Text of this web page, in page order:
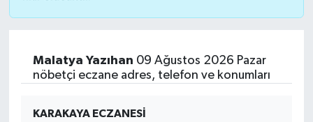
Malatya Yazıhan 09 Ağustos 2026 Pazar
nöbetçi eczane adres, telefon ve konumları
KARAKAYA ECZANESİ